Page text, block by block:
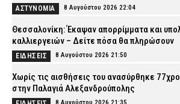
ΑΣΤΥΝΟΜΙΑ 8 Αυγούστου 2026 22:04
Θεσσαλονίκη: Έκαψαν απορρίμματα και
καλλιεργειών – Δείτε πόσα θα πληρώσουν
ΕΙΔΗΣΕΙΣ 8 Αυγούστου 2026 21:50
Χωρίς τις αισθήσεις του ανασύρθηκε
στην Παλαγιά Αλεξανδρούπολης
8 Αυγούστου 2026 21:35